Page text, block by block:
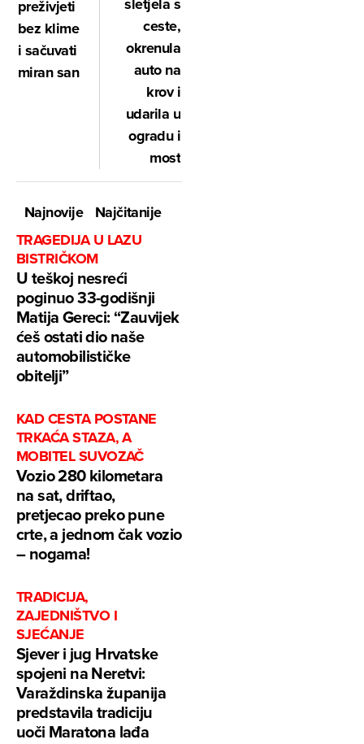
preživjeti
bez klime
i sačuvati
miran san
ceste,
okrenula
auto na
krov i
udarila u
ogradu i
most
Najnovije
Najčitanije
TRAGEDIJA U LAZU
BISTRIČKOM
U teškoj nesreći
poginuo 33-godišnji
Matija Gereci: “Zauvijek
ćeš ostati dio naše
automobilističke
obitelji”
KAD CESTA POSTANE
TRKAĆA STAZA, A
MOBITEL SUVOZAČ
Vozio 280 kilometara
na sat, driftao,
pretjecao preko pune
crte, a jednom čak vozio
– nogama!
TRADICIJA,
ZAJEDNIŠTVO I
SJEĆANJE
Sjever i jug Hrvatske
spojeni na Neretvi:
Varaždinska županija
predstavila tradiciju
uoči Maratona lađa